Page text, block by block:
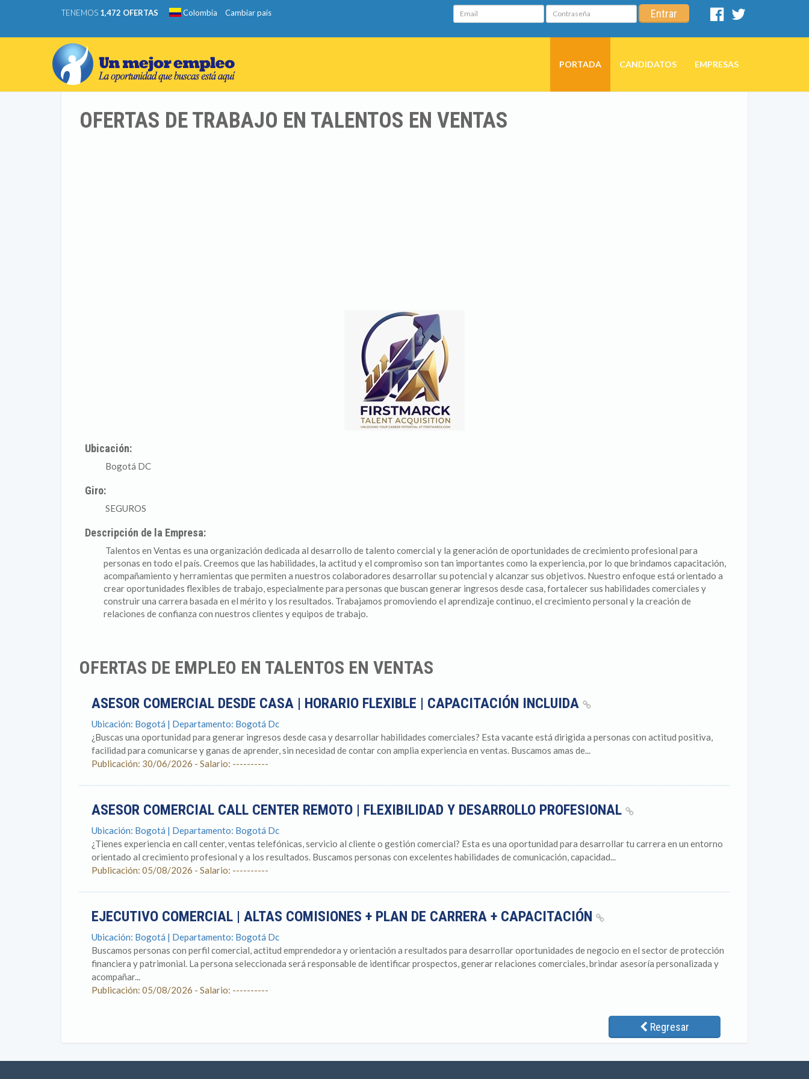
TENEMOS 1,472 OFERTAS Colombia Cambiar país Email Contraseña Entrar
Facebook
PORTADA CANDIDATOS EMPRESAS
OFERTAS DE TRABAJO EN TALENTOS EN VENTAS
Ubicación:
Bogotá DC
Giro:
SEGUROS
Descripción de la Empresa:
Talentos en Ventas es una organización dedicada al desarrollo de talento comercial y la generación de oportunidades de crecimiento profesional para
personas en todo el país. Creemos que las habilidades, la actitud y el compromiso son tan importantes como la experiencia, por lo que brindamos capacitación,
acompañamiento y herramientas que permiten a nuestros colaboradores desarrollar su potencial y alcanzar sus objetivos. Nuestro enfoque está orientado a
crear oportunidades flexibles de trabajo, especialmente para personas que buscan generar ingresos desde casa, fortalecer sus habilidades comerciales y
construir una carrera basada en el mérito y los resultados. Trabajamos promoviendo el aprendizaje continuo, el crecimiento personal y la creación de
relaciones de confianza con nuestros clientes y equipos de trabajo.
OFERTAS DE EMPLEO EN TALENTOS EN VENTAS
ASESOR COMERCIAL DESDE CASA | HORARIO FLEXIBLE | CAPACITACIÓN INCLUIDA
Ubicación: Bogotá | Departamento: Bogotá Dc
¿Buscas una oportunidad para generar ingresos desde casa y desarrollar habilidades comerciales? Esta vacante está dirigida a personas con actitud positiva,
facilidad para comunicarse y ganas de aprender, sin necesidad de contar con amplia experiencia en ventas. Buscamos amas de...
Publicación: 30/06/2026 - Salario: ----------
ASESOR COMERCIAL CALL CENTER REMOTO | FLEXIBILIDAD Y DESARROLLO PROFESIONAL
Ubicación: Bogotá | Departamento: Bogotá Dc
¿Tienes experiencia en call center, ventas telefónicas, servicio al cliente o gestión comercial? Esta es una oportunidad para desarrollar tu carrera en un entorno
orientado al crecimiento profesional y a los resultados. Buscamos personas con excelentes habilidades de comunicación, capacidad...
Publicación: 05/08/2026 - Salario: ----------
EJECUTIVO COMERCIAL | ALTAS COMISIONES + PLAN DE CARRERA + CAPACITACIÓN
Ubicación: Bogotá | Departamento: Bogotá Dc
Buscamos personas con perfil comercial, actitud emprendedora y orientación a resultados para desarrollar oportunidades de negocio en el sector de protección
financiera y patrimonial. La persona seleccionada será responsable de identificar prospectos, generar relaciones comerciales, brindar asesoría personalizada y
acompañar...
Publicación: 05/08/2026 - Salario: ----------
Regresar